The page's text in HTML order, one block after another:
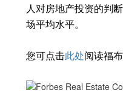
人对房地产投资的判
场平均水平。
您可点击此处阅读福布